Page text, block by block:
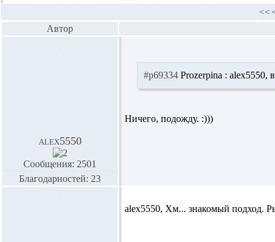
<<
Автор
alex5550
Сообщения: 2501
Благодарностей: 23
#p69334 Prozerpina : alex5550,
Ничего, подожду. :)))
alex5550, Хм... знакомый подход.